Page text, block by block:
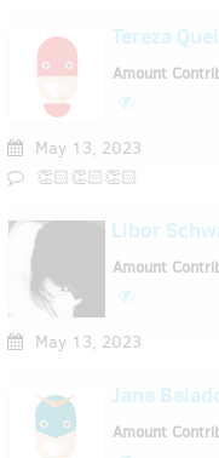
Tereza
May 13, 2023
👏🏻👏🏻👏🏻
Amount
Libor
May 13, 2023
Amount
Jana
Amount